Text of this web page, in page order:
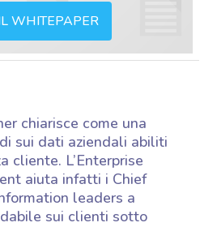
WHITEPAPER
chiarisce come una
sui dati aziendali abiliti
cliente. L’Enterprise
aiuta infatti i Chief
leaders a
sui clienti sotto